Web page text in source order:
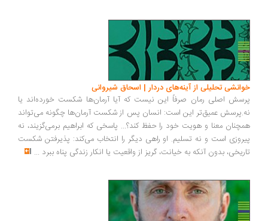
تحلیلی از آینه‌های دردار | اسحاق شیروانی
اصلی رمان صرفاً این نیست که آیا آرمان‌ها شکست خورده‌اند یا
عمیق‌تر این است: انسان پس از شکست آرمان‌ها چگونه می‌تواند
معنا و هویت خود را حفظ کند؟... پاسخی که ابراهیم برمی‌گزیند، نه
است و نه تسلیم. او راهی دیگر را انتخاب می‌کند: پذیرفتن شکست
بدون آنکه به خیانت، گریز از واقعیت یا انکار زندگی پناه ببرد...